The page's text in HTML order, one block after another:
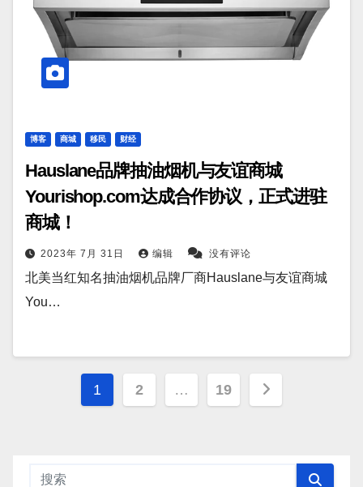
博客 商城 移民 财经
Hauslane品牌抽油烟机与友谊商城
Yourishop.com达成合作协议，正式进驻
商城！
2023年 7月 31日 编辑 没有评论
北美当红知名抽油烟机品牌厂商Hauslane与友谊商城
You…
文
1 2 … 19